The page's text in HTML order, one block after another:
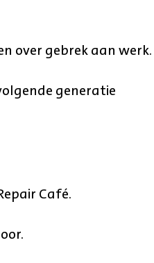
over gebrek aan werk.
generatie
Café.